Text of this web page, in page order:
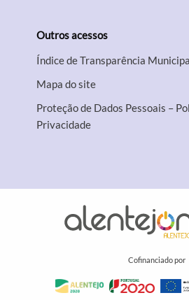
Outros acessos
Índice de Transparência
Mapa do site
Proteção de Dados Pessoais –
Privacidade
Cofinanciado por